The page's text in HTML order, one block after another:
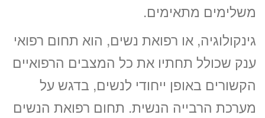
משלימים מתאימים.
גינקולוגיה, או רפואת נשים, הוא תחום רפואי
ענק שכולל תחתיו את כל המצבים הרפואיים
הקשורים באופן ייחודי לנשים, בדגש על
מערכת הרבייה הנשית. תחום רפואת הנשים